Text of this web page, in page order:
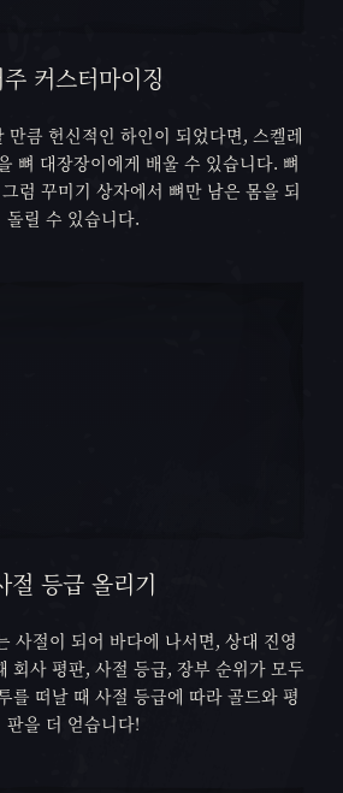
커스터마이징
만큼 헌신적인 하인이 되었다면, 스켈레
뼈 대장장이에게 배울 수 있습니다. 뼈
럼 꾸미기 상자에서 뼈만 남은 몸을 되
돌릴 수 있습니다.
절 등급 올리기
사절이 되어 바다에 나서면, 상대 진영
회사 평판, 사절 등급, 장부 순위가 모두
를 떠날 때 사절 등급에 따라 골드와 평
판을 더 얻습니다!